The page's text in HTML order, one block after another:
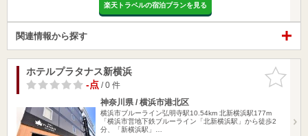
楽天トラベルの宿泊プランを見る
関連情報から探す
お気に入
りに追加
ホテルプラタナス新横浜
-点/ 0 件
神奈川県 / 横浜市港北区
横浜市ブルーライン弘明寺駅10.54km 北新横浜駅177m
「横浜市営地下鉄ブルーライン「北新横浜駅」から徒歩2
分、「新横浜駅」…